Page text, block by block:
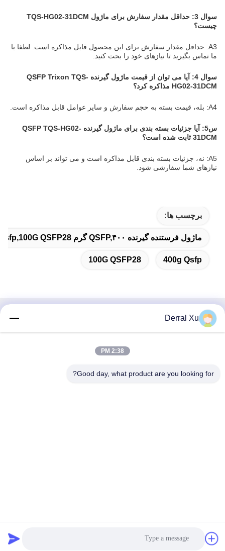
سوال 3: حداقل مقدار سفارش برای ماژول TQS-HG02-31DCM
چیست؟
A3: حداقل مقدار سفارش برای این محصول قابل مذاکره است. لطفا با
ما تماس بگیرید تا نیازهای خود را بحث کنید.
سوال 4: آیا می توان از قیمت ماژول گیرنده QSFP Trixon TQS-
HG02-31DCM مذاکره کرد؟
A4: بله، قیمت بسته به حجم سفارش و سایر عوامل قابل مذاکره است.
س5: آیا جزئیات بسته بندی برای ماژول گیرنده QSFP TQS-HG02-
31DCM ثابت شده است؟
A5: نه، جزئیات بسته بندی قابل مذاکره است و می تواند بر اساس
نیازهای شما سفارشی شود.
برچسب ها:
ماژول فرستنده گیرنده QSFP,۴۰۰ گرم Qsfp,100G QSFP28
400g Qsfp
100G QSFP28
تماس سریع
Trixon Communication Technology Corp.,Ltd . تمامی حقوق محفوظ
Derral Xu
2:38 PM
Good day, what product are you looking for?